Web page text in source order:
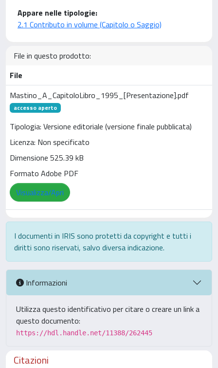
Appare nelle tipologie:
2.1 Contributo in volume (Capitolo o Saggio)
File in questo prodotto:
File
Mastino_A_CapitoloLibro_1995_[Presentazione].pdf
accesso aperto
Tipologia: Versione editoriale (versione finale pubblicata)
Licenza: Non specificato
Dimensione 525.39 kB
Formato Adobe PDF
Visualizza/Apri
I documenti in IRIS sono protetti da copyright e tutti i
diritti sono riservati, salvo diversa indicazione.
Informazioni
Utilizza questo identificativo per citare o creare un link a
questo documento:
https://hdl.handle.net/11388/262445
Citazioni